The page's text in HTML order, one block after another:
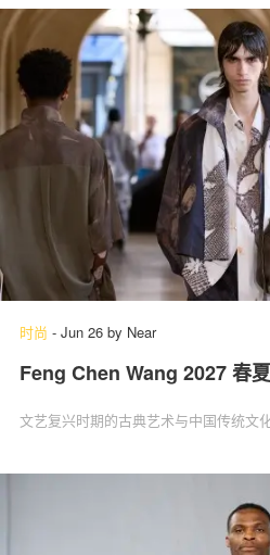
时尚 - Jun 26 by Near
Feng Chen Wang 2027 春
文艺复兴时期的古典艺术与中国传统文化